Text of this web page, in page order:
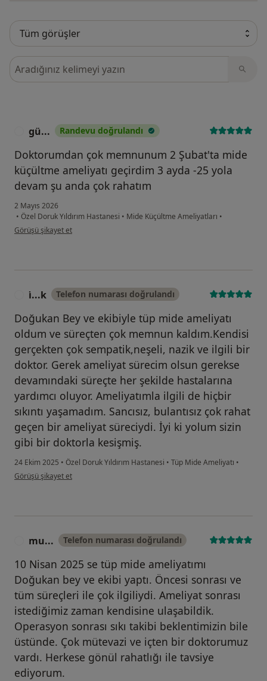
Görüşler içerisinde ara
gü... Randevu doğrulandı
Doktorumdan çok memnunum 2 Şubat'ta mide
küçültme ameliyatı geçirdim 3 ayda -25 yola
devam şu anda çok rahatım
2 Mayıs 2026
• Özel Doruk Yıldırım Hastanesi • Mide Küçültme Ameliyatları •
kullanıcının görüşüne göre gü...
Görüşü şikayet et
i̇...k Telefon numarası doğrulandı
Doğukan Bey ve ekibiyle tüp mide ameliyatı
oldum ve süreçten çok memnun kaldım.Kendisi
gerçekten çok sempatik,neşeli, nazik ve ilgili bir
doktor. Gerek ameliyat sürecim olsun gerekse
devamındaki süreçte her şekilde hastalarına
yardımcı oluyor. Ameliyatımla ilgili de hiçbir
sıkıntı yaşamadım. Sancısız, bulantısız çok rahat
geçen bir ameliyat süreciydi. İyi ki yolum sizin
gibi bir doktorla kesişmiş.
24 Ekim 2025 • Özel Doruk Yıldırım Hastanesi • Tüp Mide Ameliyatı •
kullanıcının görüşüne göre i̇...k
Görüşü şikayet et
mu... Telefon numarası doğrulandı
10 Nisan 2025 se tüp mide ameliyatımı
Doğukan bey ve ekibi yaptı. Öncesi sonrası ve
tüm süreçleri ile çok ilgiliydi. Ameliyat sonrası
istediğimiz zaman kendisine ulaşabildik.
Operasyon sonrası sıkı takibi beklentimizin bile
üstünde. Çok mütevazi ve içten bir doktorumuz
vardı. Herkese gönül rahatlığı ile tavsiye
ediyorum.